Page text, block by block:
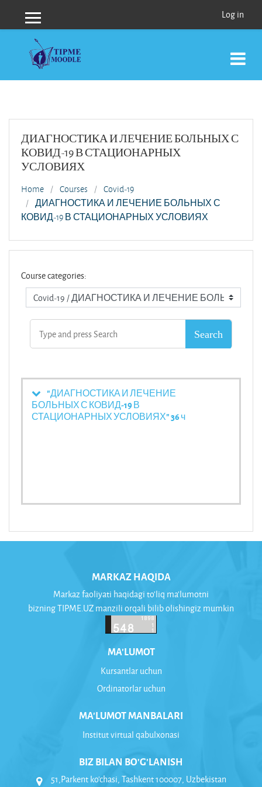
Side panel Log in
ДИАГНОСТИКА И ЛЕЧЕНИЕ БОЛЬНЫХ С
КОВИД-19 В СТАЦИОНАРНЫХ
УСЛОВИЯХ
Home Courses
Covid-19
ДИАГНОСТИКА И ЛЕЧЕНИЕ БОЛЬНЫХ С
КОВИД-19 В СТАЦИОНАРНЫХ УСЛОВИЯХ
Course categories:
"ДИАГНОСТИКА И ЛЕЧЕНИЕ
БОЛЬНЫХ С КОВИД-19 В
СТАЦИОНАРНЫХ УСЛОВИЯХ" 36 ч
MARKAZ HAQIDA
Markaz faoliyati haqidagi to'liq ma'lumotni
bizning TIPME.UZ manzili orqali bilib olishingiz mumkin
MA'LUMOT
Kursantlar uchun
Ordinatorlar uchun
MA'LUMOT MANBALARI
Institut virtual qabulxonasi
BIZ BILAN BO'G'LANISH
51,Parkent ko'chasi, Tashkent 100007, Uzbekistan